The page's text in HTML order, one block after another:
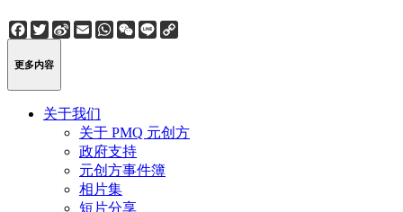
Facebook
Twitter
Sina
Weibo
EmailWhatsApp
WeChat
Line
更多内容
关于我们
关于 PMQ 元创方
政府支持
元创方事件簿
相片集
短片分享